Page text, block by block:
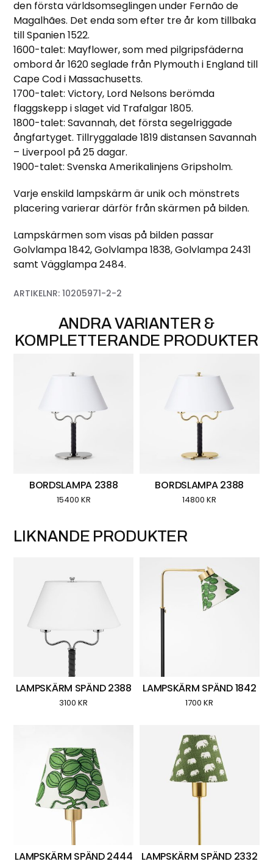
den första världsomseglingen under Fernão de
Magalhães. Det enda som efter tre år kom tillbaka
till Spanien 1522.
1600-talet: Mayflower, som med pilgripsfäderna
ombord år 1620 seglade från Plymouth i England till
Cape Cod i Massachusetts.
1700-talet: Victory, Lord Nelsons berömda
flaggskepp i slaget vid Trafalgar 1805.
1800-talet: Savannah, det första segelriggade
ångfartyget. Tillryggalade 1819 distansen Savannah
– Liverpool på 25 dagar.
1900-talet: Svenska Amerikalinjens Gripsholm.
Varje enskild lampskärm är unik och mönstrets
placering varierar därför från skärmen på bilden.
Lampskärmen som visas på bilden passar
Golvlampa 1842, Golvlampa 1838, Golvlampa 2431
samt Vägglampa 2484.
ARTIKELNR:10205971-2-2
BORDSLAMPA 2388
15400 KR
BORDSLAMPA 2388
14800KR
LIKNANDE PRODUKTER
LAMPSKÄRM SPÄND 2388
3100KR
LAMPSKÄRM SPÄND 1842
1700KR
LAMPSKÄRM SPÄND 2444 LAMPSKÄRM SPÄND 2332